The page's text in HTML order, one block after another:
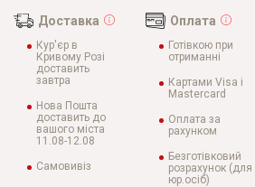
Доставка
Кур'єр в
Кривому Розі
доставить
завтра
Нова Пошта
доставить до
вашого міста
11.08-12.08
Самовивіз
Оплата
Готівкою при
отриманні
Картами Visa і
Mastercard
Оплата за
рахунком
Безготівковий
розрахунок (для
юр.осіб)